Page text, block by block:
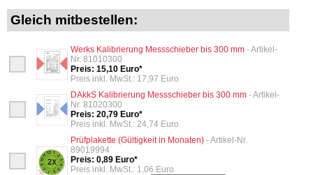
Gleich mitbestellen:
Werks Kalibrierung Messschieber bis 300 mm - Artikel-
Nr. 81010300
Preis: 15,10 Euro*
Preis inkl. MwSt.: 17,97 Euro
DAkkS Kalibrierung Messschieber bis 300 mm - Artikel-
Nr. 81020300
Preis: 20,79 Euro*
Preis inkl. MwSt.: 24,74 Euro
Prüfplakette (Gültigkeit in Monaten) - Artikel-Nr.
89019994
Preis: 0,89 Euro*
Preis inkl. MwSt.: 1,06 Euro